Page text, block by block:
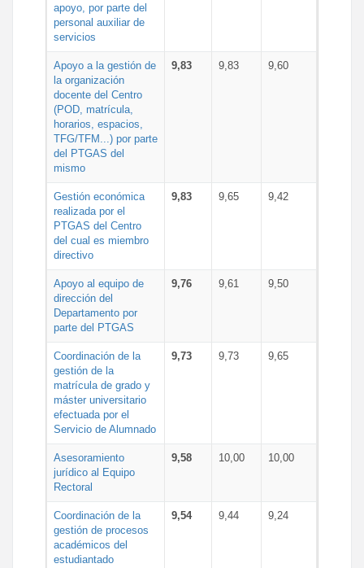
apoyo, por parte del
personal auxiliar de
servicios
Apoyo a la gestión de
la organización
docente del Centro
(POD, matrícula,
horarios, espacios,
TFG/TFM...) por parte
del PTGAS del
mismo
9,83 9,83 9,60
Gestión económica
realizada por el
PTGAS del Centro
del cual es miembro
directivo
9,83 9,65 9,42
Apoyo al equipo de
dirección del
Departamento por
parte del PTGAS
9,76 9,61 9,50
Coordinación de la
gestión de la
matrícula de grado y
máster universitario
efectuada por el
Servicio de Alumnado
9,73 9,73 9,65
Asesoramiento
jurídico al Equipo
Rectoral
9,58 10,00 10,00
Coordinación de la
gestión de procesos
académicos del
estudiantado
9,54 9,44 9,24